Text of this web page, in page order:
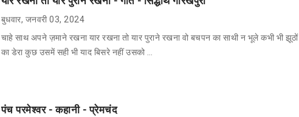
बुधवार, जनवरी 03, 2024
चाहे साथ अपने ज़माने रखना यार रखना तो यार पुराने रखना वो बचपन का साथी न भूले कभी भी झूठों
का डेरा कुछ उसमें सही भी याद बिसरे नहीं उसको …
पंच परमेश्वर - कहानी - प्रेमचंद